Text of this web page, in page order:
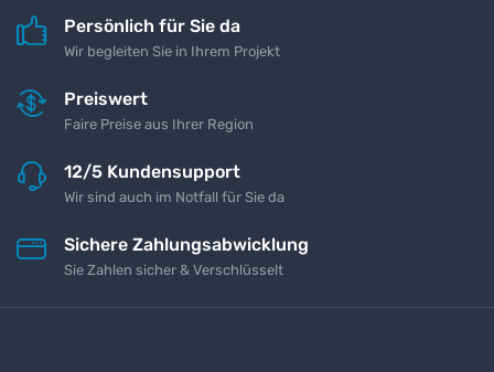
Persönlich für Sie da
Wir begleiten Sie in Ihrem Projekt
Preiswert
Faire Preise aus Ihrer Region
12/5 Kundensupport
Wir sind auch im Notfall für Sie da
Sichere Zahlungsabwicklung
Sie Zahlen sicher & Verschlüsselt